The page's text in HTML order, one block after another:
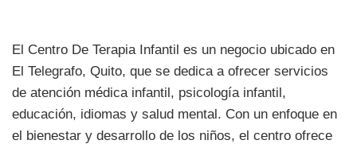
El Centro De Terapia Infantil es un negocio ubicado en
El Telegrafo, Quito, que se dedica a ofrecer servicios
de atención médica infantil, psicología infantil,
educación, idiomas y salud mental. Con un enfoque en
el bienestar y desarrollo de los niños, el centro ofrece